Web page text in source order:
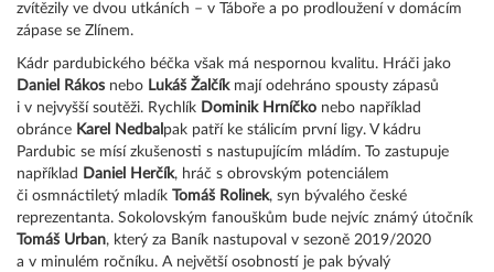
zvítězily ve dvou utkáních – v Táboře a po prodloužení v domácím
zápase se Zlínem.
Kádr pardubického béčka však má nespornou kvalitu. Hráči jako
Daniel Rákos nebo Lukáš Žalčíkmají odehráno spousty zápasů
i v nejvyšší soutěži. Rychlík Dominik Hrníčko nebo například
obránce Karel Nedbal pak patří ke stálicím první ligy. V kádru
Pardubic se mísí zkušenosti s nastupujícím mládím. To zastupuje
například
Daniel Herčík, hráč s obrovským potenciálem
či osmnáctiletý mladík
Tomáš Rolinek, syn bývalého české
reprezentanta. Sokolovským fanouškům bude nejvíc známý útočník
Tomáš Urban, který za Baník nastupoval v sezoně 2019/2020
a v minulém ročníku. A největší osobností je pak bývalý